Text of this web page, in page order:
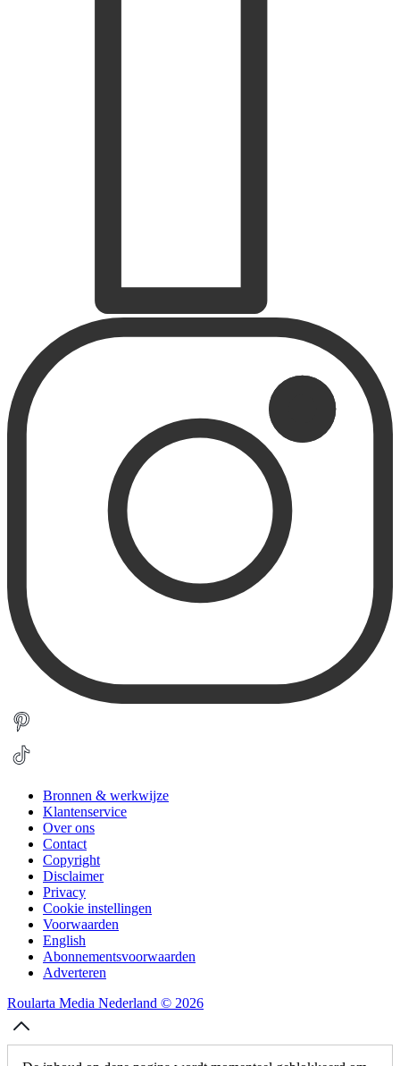
Bronnen & werkwijze
Klantenservice
Over ons
Contact
Copyright
Disclaimer
Privacy
Cookie instellingen
Voorwaarden
English
Abonnementsvoorwaarden
Adverteren
Roularta Media Nederland © 2026